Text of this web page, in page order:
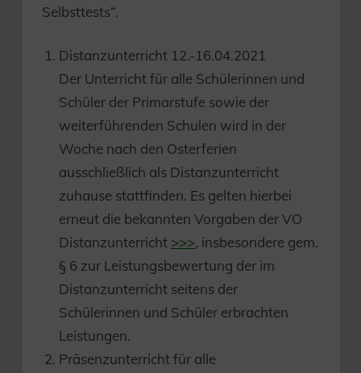
Selbsttests“.
Distanzunterricht 12.-16.04.2021
Der Unterricht für alle Schülerinnen und
Schüler der Primarstufe sowie der
weiterführenden Schulen wird in der
Woche nach den Osterferien
ausschließlich als Distanzunterricht
zuhause stattfinden. Es gelten hierbei
erneut die bekannten Vorgaben der VO
Distanzunterricht >>>, insbesondere gem.
§ 6 zur Leistungsbewertung der im
Distanzunterricht seitens der
Schülerinnen und Schüler erbrachten
Leistungen.
Präsenzunterricht für alle